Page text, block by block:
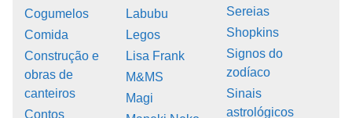
Cogumelos
Comida
Construção e
obras de
canteiros
Contos
Labubu
Legos
Lisa Frank
M&MS
Magi
Sereias
Shopkins
Signos do
zodíaco
Sinais
astrológicos